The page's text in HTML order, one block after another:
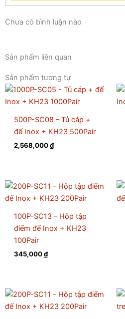
Chưa có bình luận nào
Sản phẩm liên quan
Sản phẩm tương tự
500P-SC08 – Tủ cáp +
đế Inox + KH23 500Pair
2,568,000₫
100P-SC13 – Hộp tập
điểm đế Inox + KH23
100Pair
345,000₫